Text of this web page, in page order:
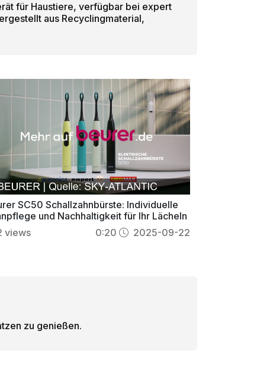
für Haustiere, verfügbar bei expert
aus Recyclingmaterial,
SC50 Schallzahnbürste: Individuelle
und Nachhaltigkeit für Ihr Lächeln
views 0:20 2025-09-22
zu genießen.